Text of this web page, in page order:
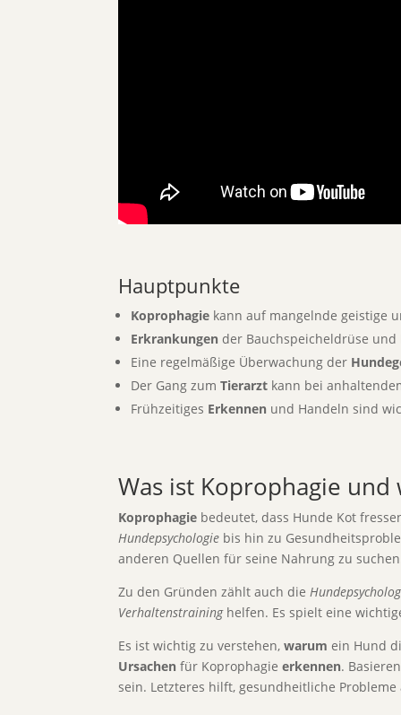
Hauptpunkte
Koprophagie kann auf mangelnde geistige
Erkrankungen der Bauchspeicheldrüse und
Eine regelmäßige Überwachung der
Der Gang zum Tierarzt kann bei
Frühzeitiges Erkennen und Handeln sind
Was ist Koprophagie
Koprophagie bedeutet, dass Hunde Kot
Hundepsychologie bis hin zu
anderen Quellen für seine Nahrung zu
Zu den Gründen zählt auch die
Verhaltenstraininghelfen. Es spielt eine
Es ist wichtig zu verstehen, warum ein Hund
Ursachen für Koprophagie erkennen.
sein. Letzteres hilft, gesundheitliche Probleme